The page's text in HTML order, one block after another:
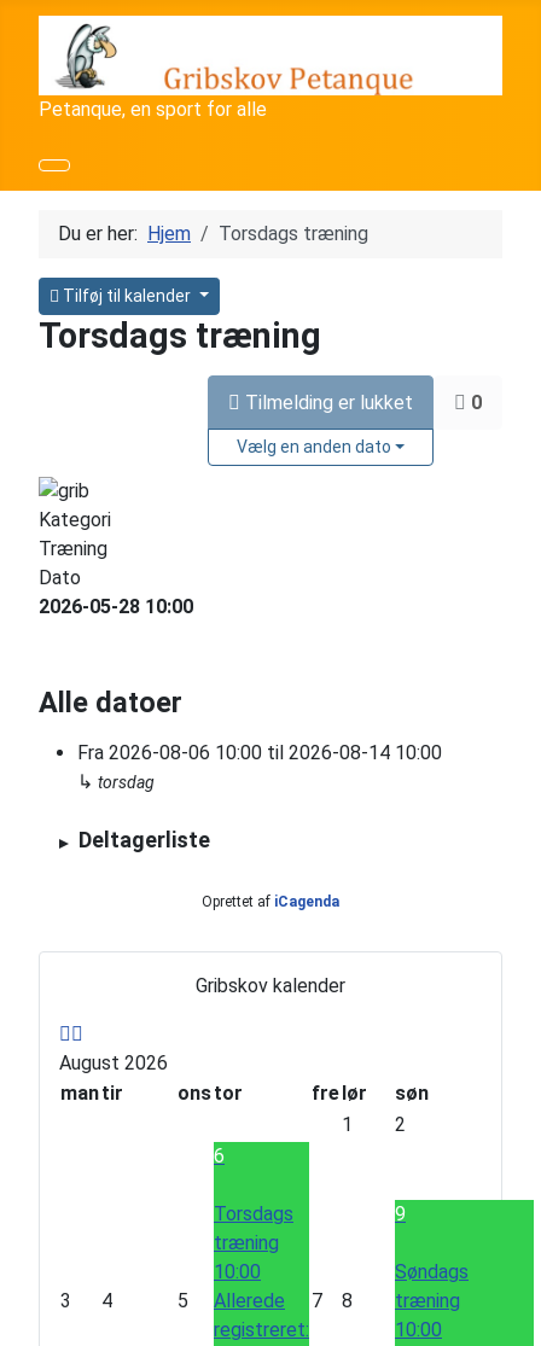
Petanque, en sport for alle
Gribskov kalender
T
l
i
g
e
N
t
e
M
August 2026
mantir onstor frelør
søn
1
2
3 4 5
6
Torsdags
træning
10:00
Allerede
registreret:
7 8
9
Søndags
træning
10:00
Du er her: Hjem Torsdags træning
Tilføj til kalender
Torsdags træning
Tilmelding er lukket
Vælg en anden dato
0
Kategori
Træning
Dato
2026-05-28 10:00
Alle datoer
Fra 2026-08-06 10:00 til 2026-08-14 10:00
↳ torsdag
Deltagerliste
Oprettet af iCagenda